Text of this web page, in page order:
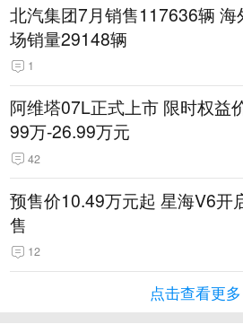
北汽集团7月销售117636辆 海
场销量29148辆
1
阿维塔07L正式上市 限时权益
99万-26.99万元
42
预售价10.49万元起 星海V6开
售
12
点击查看更多